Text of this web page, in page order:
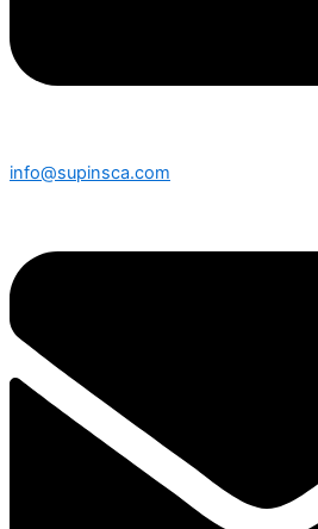
info@supinsca.com